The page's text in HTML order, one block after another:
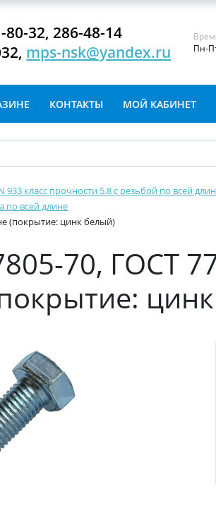
80-32, 286-48-14
mps-nsk@yandex.ru
Пн-
КОНТАКТЫ МОЙ КАБИНЕТ
933 класс прочности 5.8 с резьбой по всей
по всей длине
(покрытие: цинк белый)
70, ГОСТ